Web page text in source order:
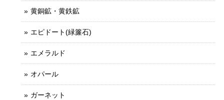
黄銅鉱・黄鉄鉱
エピドート(緑簾石)
エメラルド
オパール
ガーネット